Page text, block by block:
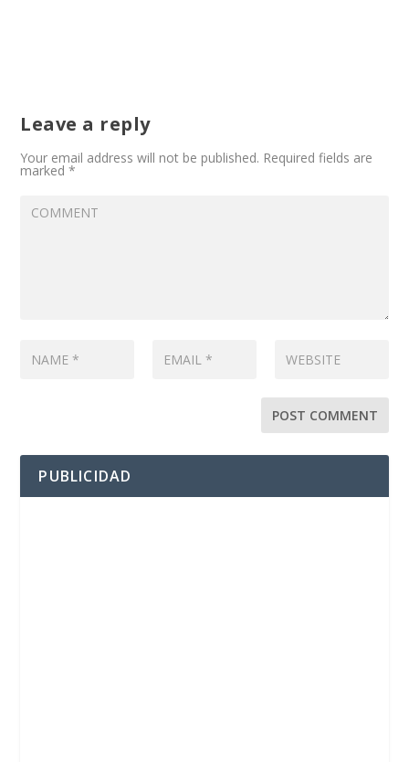
Leave a reply
Your email address will not be published. Required fields are
marked*
PUBLICIDAD